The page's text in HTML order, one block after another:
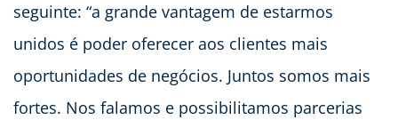
seguinte: “a grande vantagem de estarmos
unidos é poder oferecer aos clientes mais
oportunidades de negócios. Juntos somos mais
fortes. Nos falamos e possibilitamos parcerias